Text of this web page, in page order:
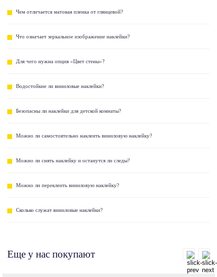
Чем отличается матовая пленка от глянцевой?
Что означает зеркальное изображение наклейки?
Для чего нужна опция «Цвет стены»?
Водостойкие ли виниловые наклейки?
Безопасны ли наклейки для детской комнаты?
Можно ли самостоятельно наклеить виниловую наклейку?
Можно ли снять наклейку и останутся ли следы?
Можно ли переклеить виниловую наклейку?
Сколько служат виниловые наклейки?
Еще у нас покупают